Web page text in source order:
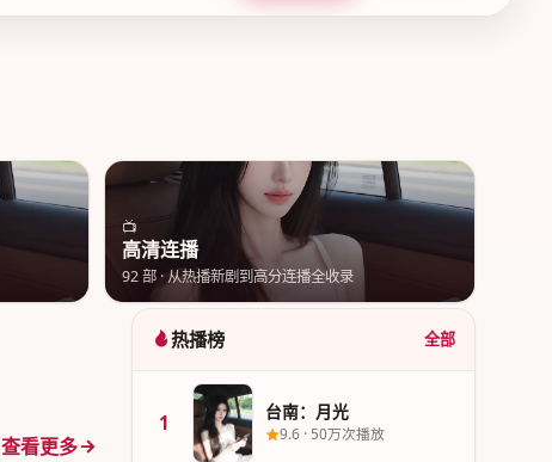
📺
高清连播
92部 ·从热播新剧到高分连播全收录
查看更多
热播榜 全部
1 台南：月光
9.6 · 50万次播放